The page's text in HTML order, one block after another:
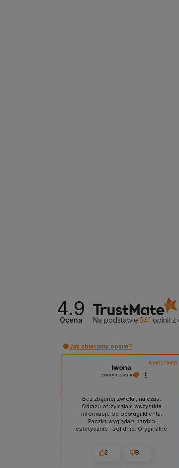
4.9
Ocena Na podstawie 341 opinii z
Jak zbieramy opinie?
wyróżniona
Iwona
zweryfikowano
Bez zbędnej zwłoki , na czas.
Odrazu otrzymałam wszystkie
informacje od obsługi klienta.
Paczka wyglądała bardzo
estetycznie i solidnie. Oryginalne
2 8